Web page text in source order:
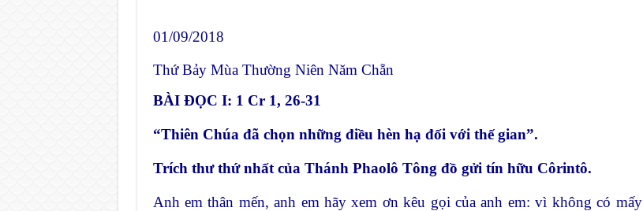
01/09/2018
Thứ Bảy Mùa Thường Niên Năm Chẵn
BÀI ĐỌC I: 1 Cr 1, 26-31
“Thiên Chúa đã chọn những điều hèn hạ đối với thế gian”.
Trích thư thứ nhất của Thánh Phaolô Tông đồ gửi tín hữu Côrintô.
Anh em thân mến, anh em hãy xem ơn kêu gọi của anh em: vì không có mấy